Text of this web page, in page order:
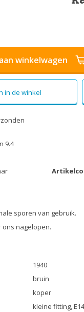
winkelwagen
in de winkel
9.4
sporen van gebruik.
ons nagelopen.
1940
bruin
koper
kleine fitting, E14